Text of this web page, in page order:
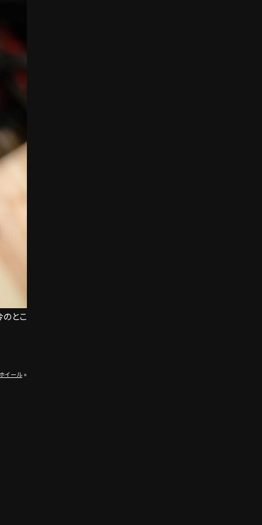
のとこ
イール »